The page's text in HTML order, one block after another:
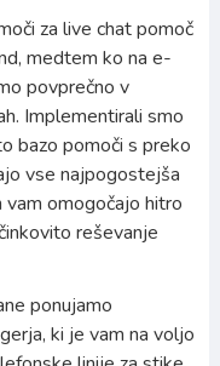
za live chat pomoč
medtem ko na e-
povprečno v
Implementirali smo
bazo pomoči s preko
vse najpogostejša
vam omogočajo hitro
reševanje
ponujamo
ki je vam na voljo